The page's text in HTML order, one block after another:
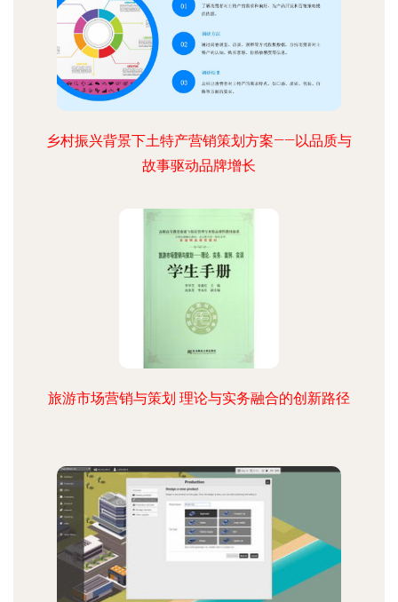
乡村振兴背景下土特产营销策划方案——以品质与
故事驱动品牌增长
旅游市场营销与策划 理论与实务融合的创新路径